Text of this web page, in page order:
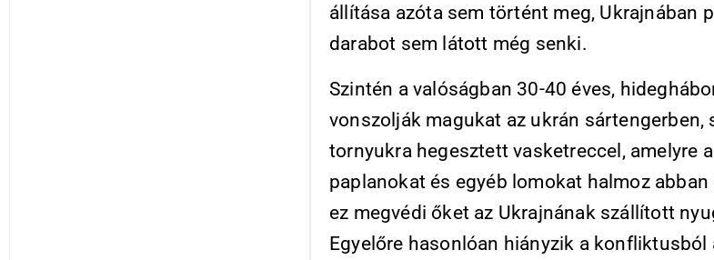
állítása azóta sem történt meg, Ukrajnában
darabot sem látott még senki.
Szintén a valóságban 30-40 éves,
vonszolják magukat az ukrán sártengerben,
tornyukra hegesztett vasketreccel, amelyre
paplanokat és egyéb lomokat halmoz abban
ez megvédi őket az Ukrajnának szállított
Egyelőre hasonlóan hiányzik a konfliktusból